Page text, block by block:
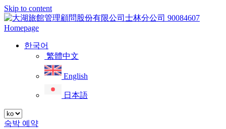
Skip to content
메
뉴
한국어
繁體中文
English
日本語
숙박 예약